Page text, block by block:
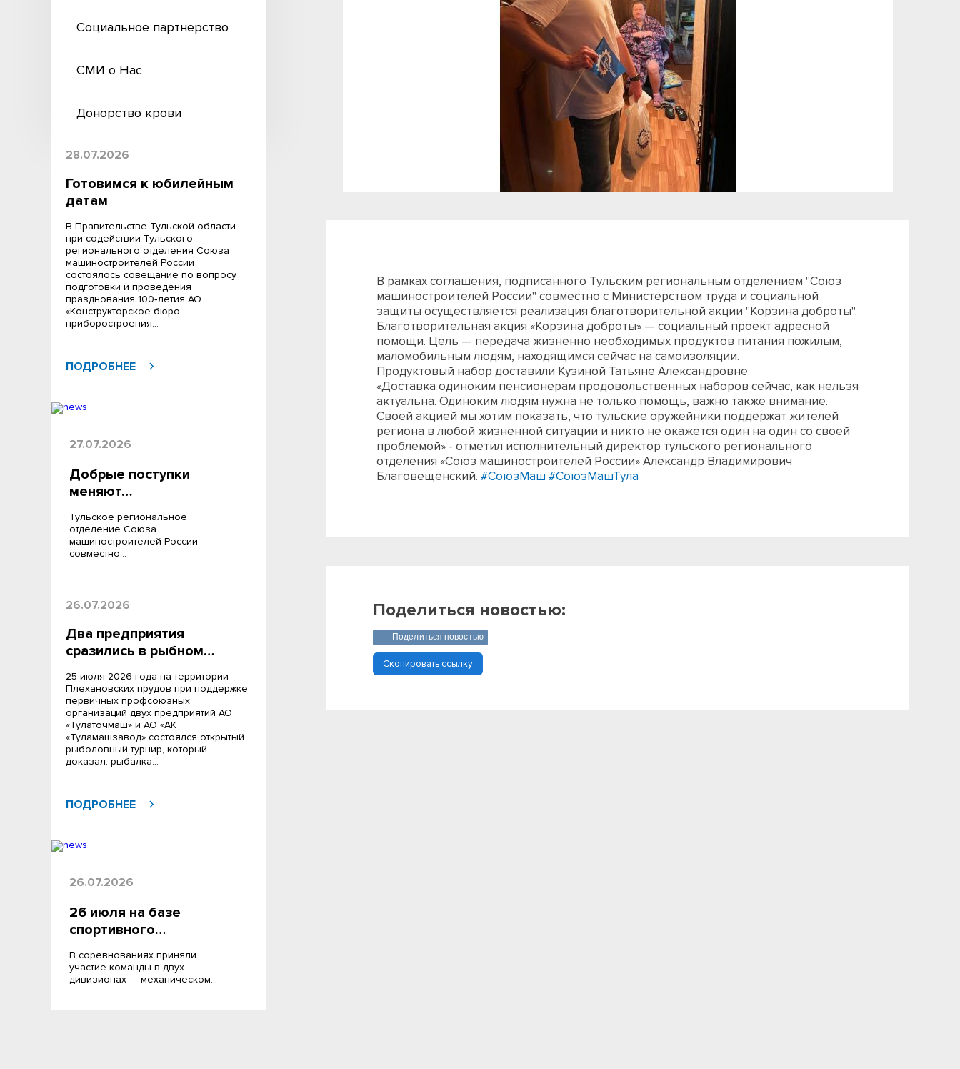
Социальное партнерство
СМИ о Нас
Донорство крови
28.07.2026
Готовимся к юбилейным
датам
В Правительстве Тульской области
при содействии Тульского
регионального отделения Союза
машиностроителей России
состоялось совещание по вопросу
подготовки и проведения
празднования 100‑летия АО
«Конструкторское бюро
приборостроения…
ПОДРОБНЕЕ
27.07.2026
Добрые поступки
меняют…
Тульское региональное
отделение Союза
машиностроителей России
совместно…
26.07.2026
Два предприятия
сразились в рыбном…
25 июля 2026 года на территории
Плехановских прудов при поддержке
первичных профсоюзных
организаций двух предприятий АО
«Тулаточмаш» и АО «АК
«Туламашзавод» состоялся открытый
рыболовный турнир, который
доказал: рыбалка…
ПОДРОБНЕЕ
26.07.2026
26 июля на базе
спортивного…
В соревнованиях приняли
участие команды в двух
дивизионах — механическом…
В рамках соглашения, подписанного Тульским региональным отделением "Союз
машиностроителей России" совместно с Министерством труда и социальной
защиты осуществляется реализация благотворительной акции "Корзина доброты".
Благотворительная акция «Корзина доброты» — социальный проект адресной
помощи. Цель — передача жизненно необходимых продуктов питания пожилым,
маломобильным людям, находящимся сейчас на самоизоляции.
Продуктовый набор доставили Кузиной Татьяне Александровне.
«Доставка одиноким пенсионерам продовольственных наборов сейчас, как нельзя
актуальна. Одиноким людям нужна не только помощь, важно также внимание.
Своей акцией мы хотим показать, что тульские оружейники поддержат жителей
региона в любой жизненной ситуации и никто не окажется один на один со своей
проблемой» - отметил исполнительный директор тульского регионального
отделения «Союз машиностроителей России» Александр Владимирович
Благовещенский. #СоюзМаш #СоюзМашТула
Поделиться новостью:
Поделиться новостью
Скопировать ссылку